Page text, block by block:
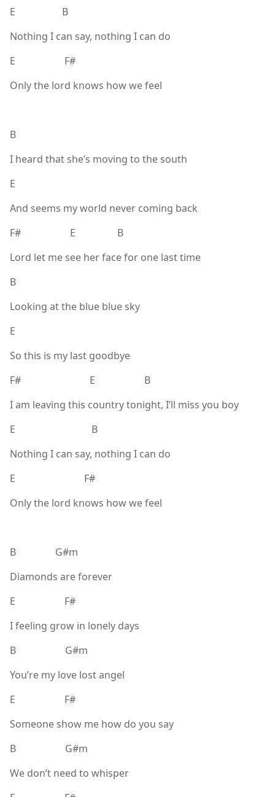
E B
Nothing I can say, nothing I can do
E F#
Only the lord knows how we feel
B
I heard that she’s moving to the south
E
And seems my world never coming back
F# E B
Lord let me see her face for one last time
B
Looking at the blue blue sky
E
So this is my last goodbye
F# E B
I am leaving this country tonight, I’ll miss you boy
E B
Nothing I can say, nothing I can do
E F#
Only the lord knows how we feel
B G#m
Diamonds are forever
E F#
I feeling grow in lonely days
B G#m
You’re my love lost angel
E F#
Someone show me how do you say
B G#m
We don’t need to whisper